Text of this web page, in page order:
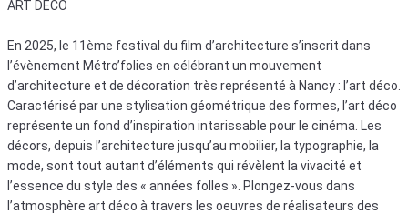
ART DÉCO
En 2025, le 11ème festival du film d’architecture s’inscrit dans
l’évènement Métro’folies en célébrant un mouvement
d’architecture et de décoration très représenté à Nancy : l’art déco.
Caractérisé par une stylisation géométrique des formes, l’art déco
représente un fond d’inspiration intarissable pour le cinéma. Les
décors, depuis l’architecture jusqu’au mobilier, la typographie, la
mode, sont tout autant d’éléments qui révèlent la vivacité et
l’essence du style des « années folles ». Plongez-vous dans
l’atmosphère art déco à travers les oeuvres de réalisateurs des